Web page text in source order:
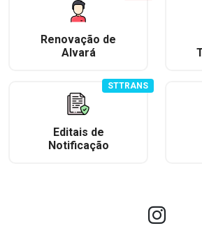
Renovação de
Alvará
Editais de
Notificação
STTRANS